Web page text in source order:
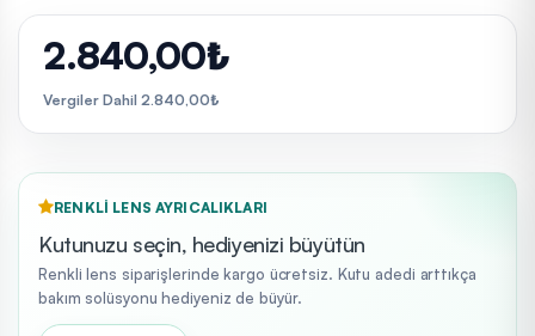
2.840,00₺
Vergiler Dahil 2.840,00₺
RENKLI LENS AYRICALIKLARI
Kutunuzu seçin, hediyenizi büyütün
Renkli lens siparişlerinde kargo ücretsiz. Kutu adedi arttıkça
bakım solüsyonu hediyeniz de büyür.